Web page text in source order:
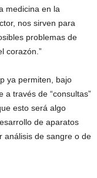
medicina en la
nos sirven para
problemas de
corazón.”
ya permiten, bajo
a través de “consultas”
esto será algo
de aparatos
análisis de sangre o de